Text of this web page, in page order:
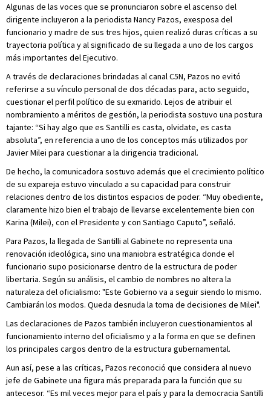
Algunas de las voces que se pronunciaron sobre el ascenso del
dirigente incluyeron a la periodista Nancy Pazos, exesposa del
funcionario y madre de sus tres hijos, quien realizó duras críticas a su
trayectoria política y al significado de su llegada a uno de los cargos
más importantes del Ejecutivo.
A través de declaraciones brindadas al canal C5N, Pazos no evitó
referirse a su vínculo personal de dos décadas para, acto seguido,
cuestionar el perfil político de su exmarido. Lejos de atribuir el
nombramiento a méritos de gestión, la periodista sostuvo una postura
tajante: “Si hay algo que es Santilli es casta, olvidate, es casta
absoluta”, en referencia a uno de los conceptos más utilizados por
Javier Milei para cuestionar a la dirigencia tradicional.
De hecho, la comunicadora sostuvo además que el crecimiento político
de su expareja estuvo vinculado a su capacidad para construir
relaciones dentro de los distintos espacios de poder. “Muy obediente,
claramente hizo bien el trabajo de llevarse excelentemente bien con
Karina (Milei), con el Presidente y con Santiago Caputo”, señaló.
Para Pazos, la llegada de Santilli al Gabinete no representa una
renovación ideológica, sino una maniobra estratégica donde el
funcionario supo posicionarse dentro de la estructura de poder
libertaria. Según su análisis, el cambio de nombres no altera la
naturaleza del oficialismo: "Este Gobierno va a seguir siendo lo mismo.
Cambiarán los modos. Queda desnuda la toma de decisiones de Milei".
Las declaraciones de Pazos también incluyeron cuestionamientos al
funcionamiento interno del oficialismo y a la forma en que se definen
los principales cargos dentro de la estructura gubernamental.
Aun así, pese a las críticas, Pazos reconoció que considera al nuevo
jefe de Gabinete una figura más preparada para la función que su
antecesor. “Es mil veces mejor para el país y para la democracia Santilli